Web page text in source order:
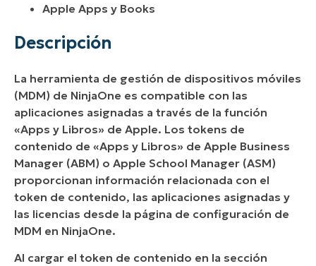
Apple Apps y Books
Descripción
La herramienta de gestión de dispositivos móviles
(MDM) de NinjaOne es compatible con las
aplicaciones asignadas a través de la función
«Apps y Libros» de Apple. Los tokens de
contenido de «Apps y Libros» de Apple Business
Manager (ABM) o Apple School Manager (ASM)
proporcionan información relacionada con el
token de contenido, las aplicaciones asignadas y
las licencias desde la página de configuración de
MDM en NinjaOne.
Al cargar el token de contenido en la sección